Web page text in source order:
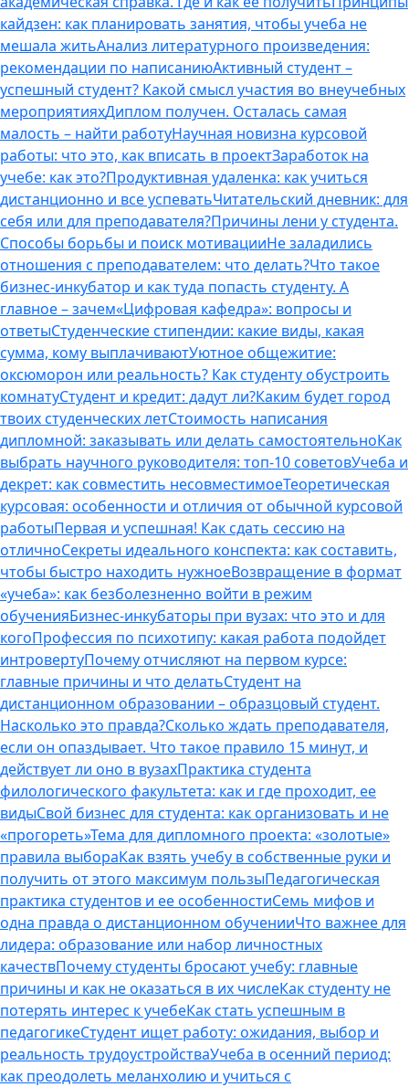
кайдзен: как планировать занятия, чтобы учеба не
мешала житьАнализ литературного произведения:
рекомендации по написаниюАктивный студент –
успешный студент? Какой смысл участия во внеучебных
мероприятияхДиплом получен. Осталась самая
малость – найти работуНаучная новизна курсовой
работы: что это, как вписать в проектЗаработок на
учебе: как это?Продуктивная удаленка: как учиться
дистанционно и все успеватьЧитательский дневник: для
себя или для преподавателя?Причины лени у студента.
Способы борьбы и поиск мотивацииНе заладились
отношения с преподавателем: что делать?Что такое
бизнес-инкубатор и как туда попасть студенту. А
главное – зачем«Цифровая кафедра»: вопросы и
ответыСтуденческие стипендии: какие виды, какая
сумма, кому выплачиваютУютное общежитие:
оксюморон или реальность? Как студенту обустроить
комнатуСтудент и кредит: дадут ли?Каким будет город
твоих студенческих летСтоимость написания
дипломной: заказывать или делать самостоятельноКак
выбрать научного руководителя: топ-10 советовУчеба и
декрет: как совместить несовместимоеТеоретическая
курсовая: особенности и отличия от обычной курсовой
работыПервая и успешная! Как сдать сессию на
отличноСекреты идеального конспекта: как составить,
чтобы быстро находить нужноеВозвращение в формат
«учеба»: как безболезненно войти в режим
обученияБизнес-инкубаторы при вузах: что это и для
когоПрофессия по психотипу: какая работа подойдет
интровертуПочему отчисляют на первом курсе:
главные причины и что делатьСтудент на
дистанционном образовании – образцовый студент.
Насколько это правда?Сколько ждать преподавателя,
если он опаздывает. Что такое правило 15 минут, и
действует ли оно в вузахПрактика студента
филологического факультета: как и где проходит, ее
видыСвой бизнес для студента: как организовать и не
«прогореть»Тема для дипломного проекта: «золотые»
правила выбораКак взять учебу в собственные руки и
получить от этого максимум пользыПедагогическая
практика студентов и ее особенностиСемь мифов и
одна правда о дистанционном обученииЧто важнее для
лидера: образование или набор личностных
качествПочему студенты бросают учебу: главные
причины и как не оказаться в их числеКак студенту не
потерять интерес к учебеКак стать успешным в
педагогикеСтудент ищет работу: ожидания, выбор и
реальность трудоустройстваУчеба в осенний период:
как преодолеть меланхолию и учиться с